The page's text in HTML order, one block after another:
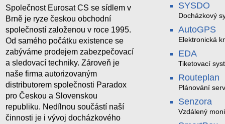
Společnost Eurosat CS se sídlem v
Brně je ryze českou obchodní
společností založenou v roce 1995.
Od samého počátku existence se
zabýváme prodejem zabezpečovací
a sledovací techniky. Zároveň je
naše firma autorizovaným
distributorem společnosti Paradox
pro Českou a Slovenskou
republiku. Nedílnou součástí naší
činnosti je i vývoj docházkového
SYSDO
Docházkový
AutoGPS
Elektronická
EDA
Tiketovací
Routeplan
Plánování
Senzora
Vzdálený